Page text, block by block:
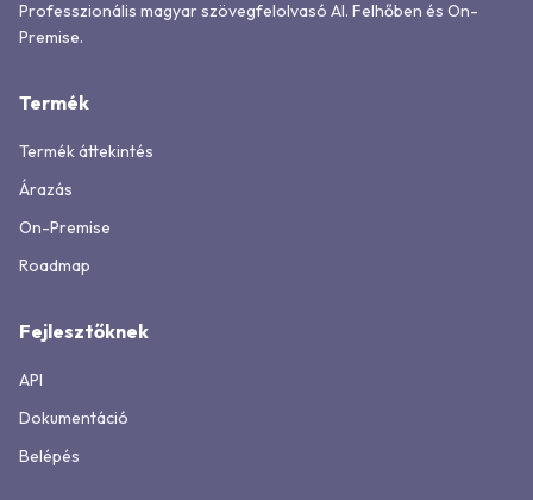
Professzionális magyar szövegfelolvasó AI. Felhőben és On-
Premise.
Termék
Termék áttekintés
Árazás
On-Premise
Roadmap
Fejlesztőknek
API
Dokumentáció
Belépés